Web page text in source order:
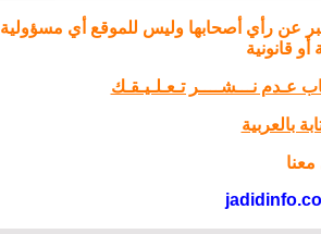
عن رأي أصحابها وليس للموقع أي مسؤولية
أو قانونية
عـدم نـــشــــر تـعـلـيـقـك
بالعربية